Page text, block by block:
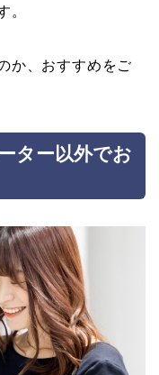
。
か、おすすめをご
ター以外でお